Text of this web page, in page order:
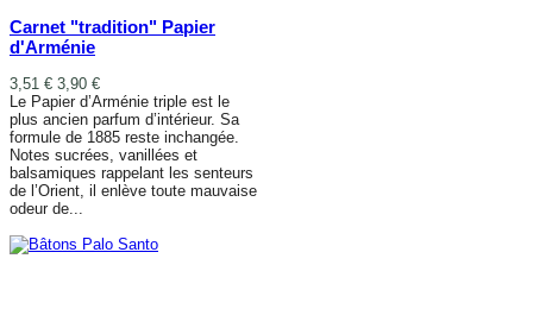
Carnet "tradition" Papier
d'Arménie
3,51 € 3,90 €
Le Papier d’Arménie triple est le
plus ancien parfum d’intérieur. Sa
formule de 1885 reste inchangée.
Notes sucrées, vanillées et
balsamiques rappelant les senteurs
de l’Orient, il enlève toute mauvaise
odeur de...